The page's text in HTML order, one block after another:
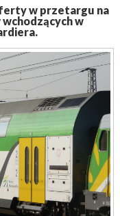
w przetargu na
w